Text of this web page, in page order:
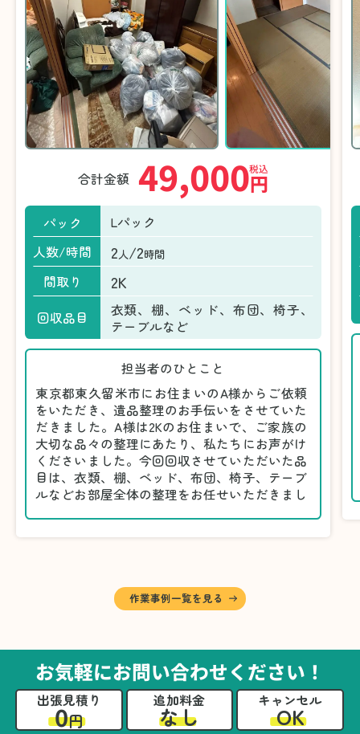
合計金額 49,000円
税込
パック
Lパック
人数/時間
2人/2時間
間取り 2K
回収品目
衣類、棚、ベッド、布団、椅子、
テーブルなど
担当者のひとこと
東京都東久留米市にお住まいのA様からご依頼
をいただき、遺品整理のお手伝いをさせていた
だきました。A様は2Kのお住まいで、ご家族の
大切な品々の整理にあたり、私たちにお声がけ
くださいました。今回回収させていただいた品
目は、衣類、棚、ベッド、布団、椅子、テーブ
ルなどお部屋全体の整理をお任せいただきまし
に仕分けしました。
A様から「手際よく進めてくれて助かりまし
るのは難しかったと思います」との温かいお言
葉をいただきました。遺品整理という心の負担
が大きい作業において、少しでもA様の力にな
れたことをスタッフ一同嬉しく思います。
作業事例一覧を見る
お気軽にお問い合わせください！
出張見積り
0円
追加料金
なし
キャンセル
OK